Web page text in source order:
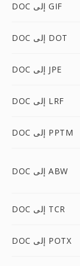
DOC إلى GIF
DOC إلى DOT
DOC إلى JPE
DOC إلى LRF
DOC إلى PPTM
DOC إلى ABW
DOC إلى TCR
DOC إلى POTX